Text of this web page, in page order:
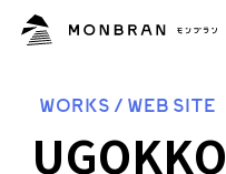
WORKS / WEB SITE
UGOKKO